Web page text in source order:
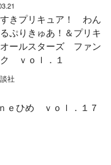
きプリキュア！ わん
ぷりきゅあ！＆プリキ
オールスターズ ファン
ｖｏｌ．１
社